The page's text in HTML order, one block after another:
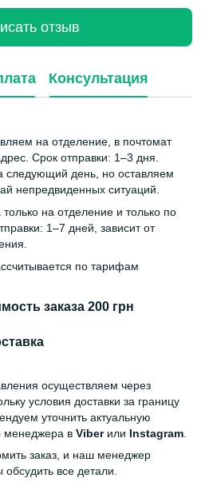
отзыв
Консультация
на отделение, в почтомат
Срок отправки: 1–3 дня.
следующий день, но оставляем
непредвиденных ситуаций.
только на отделение и только по
1–7 дней, зависит от
по тарифам
заказа 200 грн
осуществляем через
условия доставки за границу
уточнить актуальную
в Viberили Instagram
заказ, и наш менеджер
все детали.